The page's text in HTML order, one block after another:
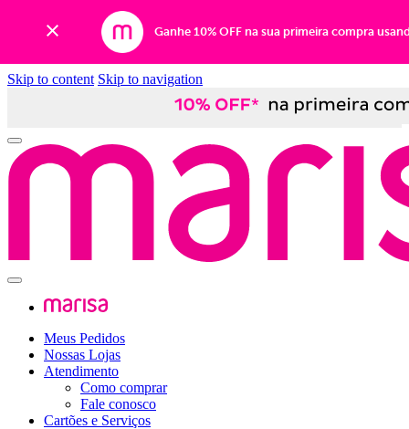
Ganhe 10% OFF na sua primeira compra
Skip to content Skip to navigation
Meus Pedidos
Nossas Lojas
Atendimento
Como comprar
Fale conosco
Cartões e Serviços